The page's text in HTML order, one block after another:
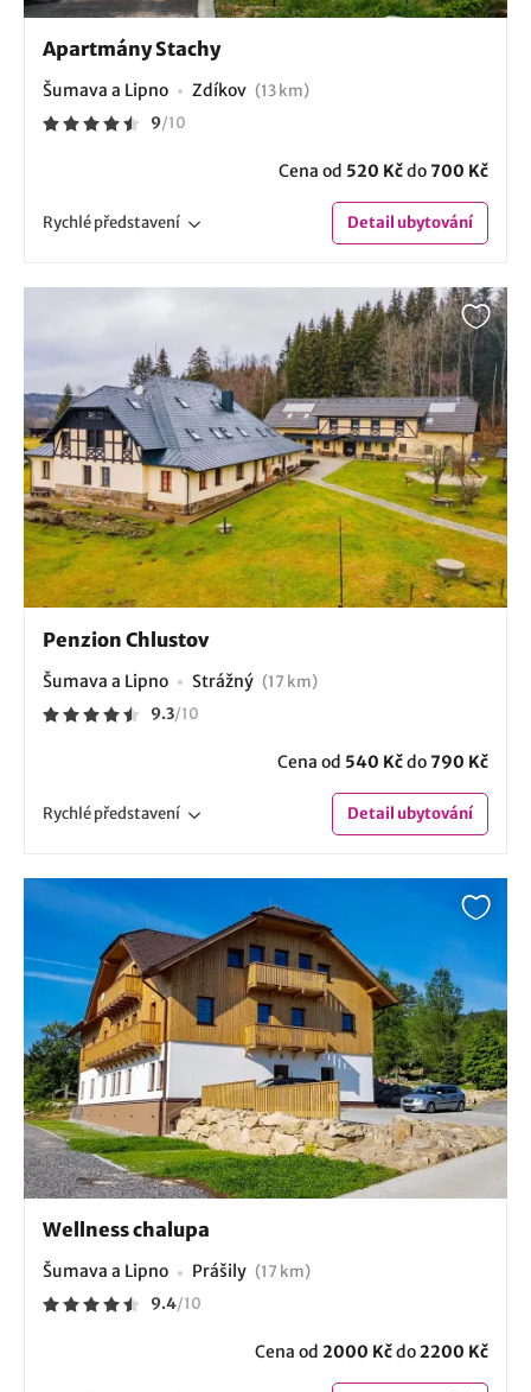
Apartmány Stachy
Šumava a Lipno Zdíkov (13 km)
9/10
Cena od 520 Kčdo700 Kč
Rychlépředstavení Detailubytování
Penzion Chlustov
Šumava a Lipno Strážný (17 km)
9.3/10
Cena od 540 Kčdo790 Kč
Rychlépředstavení Detailubytování
Wellness chalupa
Šumava a Lipno Prášily (17 km)
9.4/10
Cena od 2000 Kčdo2200 Kč